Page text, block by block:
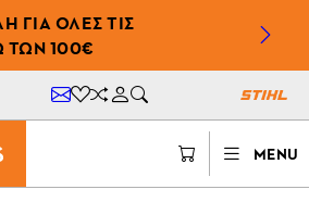
ΓΙΑ ΌΛΕΣ ΤΙΣ
ΤΩΝ 100€
MENU